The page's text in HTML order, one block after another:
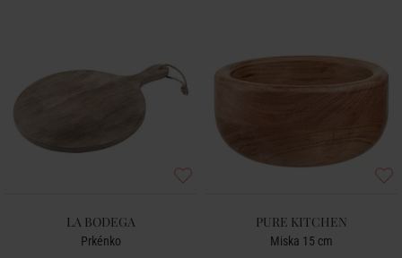
LA BODEGA
Prkénko
PURE KITCHEN
Miska 15 cm